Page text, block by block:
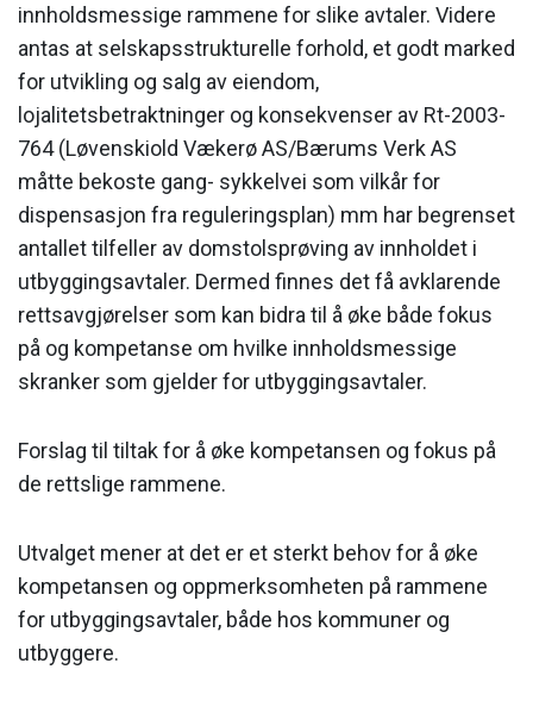
innholdsmessige rammene for slike avtaler. Videre
antas at selskapsstrukturelle forhold, et godt marked
for utvikling og salg av eiendom,
lojalitetsbetraktninger og konsekvenser av Rt-2003-
764 (Løvenskiold Vækerø AS/Bærums Verk AS
måtte bekoste gang- sykkelvei som vilkår for
dispensasjon fra reguleringsplan) mm har begrenset
antallet tilfeller av domstolsprøving av innholdet i
utbyggingsavtaler. Dermed finnes det få avklarende
rettsavgjørelser som kan bidra til å øke både fokus
på og kompetanse om hvilke innholdsmessige
skranker som gjelder for utbyggingsavtaler.
Forslag til tiltak for å øke kompetansen og fokus på
de rettslige rammene.
Utvalget mener at det er et sterkt behov for å øke
kompetansen og oppmerksomheten på rammene
for utbyggingsavtaler, både hos kommuner og
utbyggere.